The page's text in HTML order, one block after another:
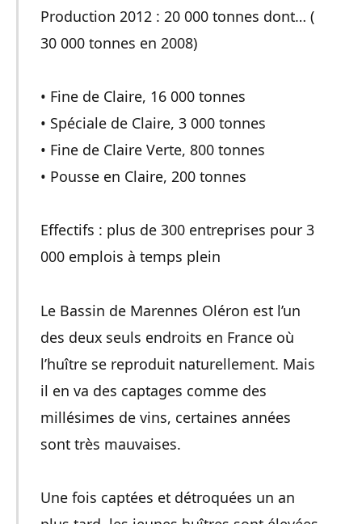
Production 2012 : 20 000 tonnes dont… (
30 000 tonnes en 2008)
• Fine de Claire, 16 000 tonnes
• Spéciale de Claire, 3 000 tonnes
• Fine de Claire Verte, 800 tonnes
• Pousse en Claire, 200 tonnes
Effectifs : plus de 300 entreprises pour 3
000 emplois à temps plein
Le Bassin de Marennes Oléron est l’un
des deux seuls endroits en France où
l’huître se reproduit naturellement. Mais
il en va des captages comme des
millésimes de vins, certaines années
sont très mauvaises.
Une fois captées et détroquées un an